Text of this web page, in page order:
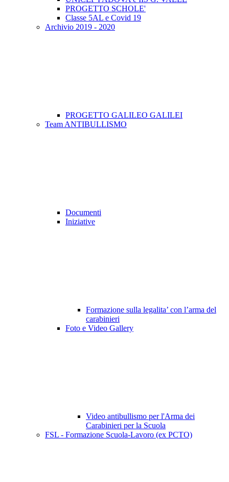
PROGETTO SCHOLE'
Classe 5AL e Covid 19
Archivio 2019 - 2020
PROGETTO GALILEO GALILEI
Team ANTIBULLISMO
Documenti
Iniziative
Formazione sulla legalita’ con l’arma del
carabinieri
Foto e Video Gallery
Video antibullismo per l'Arma dei
Carabinieri per la Scuola
FSL - Formazione Scuola-Lavoro (ex PCTO)